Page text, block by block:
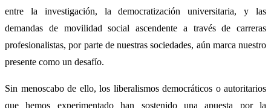
entre la investigación, la democratización universitaria, y las
demandas de movilidad social ascendente a través de carreras
profesionalistas, por parte de nuestras sociedades, aún marca nuestro
presente como un desafío.
Sin menoscabo de ello, los liberalismos democráticos o autoritarios
que hemos experimentado han sostenido una apuesta por la